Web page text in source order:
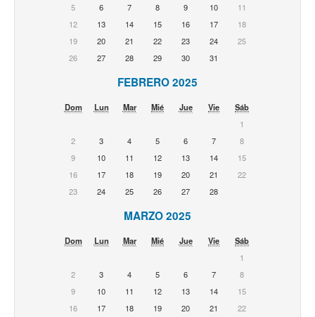
5
6 7 8 9 10
11
12
13 14 15 16 17
18
19
20 21 22 23 24
25
26
27 28 29 30 31
FEBRERO 2025
Dom Lun Mar Mié Jue Vie
Sáb
1
2
3 4 5 6 7
8
9
10 11 12 13 14
15
16
17 18 19 20 21
22
23
24 25 26 27 28
MARZO 2025
Dom Lun Mar Mié Jue Vie
Sáb
1
2
3 4 5 6 7
8
9
10 11 12 13 14
15
16
17 18 19 20 21 22